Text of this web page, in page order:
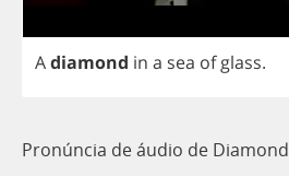
Adiamond in a sea of glass.
Pronúncia de áudio de Diamond